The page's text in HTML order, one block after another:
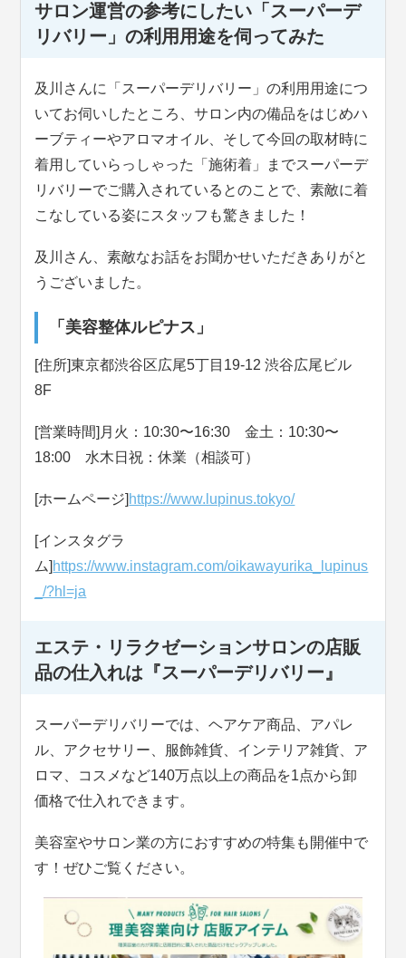
サロン運営の参考にしたい「スーパーデ
リバリー」の利用用途を伺ってみた
及川さんに「スーパーデリバリー」の利用用途につ
いてお伺いしたところ、サロン内の備品をはじめハ
ーブティーやアロマオイル、そして今回の取材時に
着用していらっしゃった「施術着」までスーパーデ
リバリーでご購入されているとのことで、素敵に着
こなしている姿にスタッフも驚きました！
及川さん、素敵なお話をお聞かせいただきありがと
うございました。
「美容整体ルピナス」
[住所]東京都渋谷区広尾5丁目19-12 渋谷広尾ビル
8F
[営業時間]月火：10:30〜16:30 金土：10:30〜
18:00 水木日祝：休業（相談可）
[ホームページ] https://www.lupinus.tokyo/
[インスタグラ
ム] https://www.instagram.com/oikawayurika_lupinus
_/?hl=ja
エステ・リラクゼーションサロンの店販
品の仕入れは『スーパーデリバリー』
スーパーデリバリーでは、ヘアケア商品、アパレ
ル、アクセサリー、服飾雑貨、インテリア雑貨、ア
ロマ、コスメなど140万点以上の商品を1点から卸
価格で仕入れできます。
美容室やサロン業の方におすすめの特集も開催中で
す！ぜひご覧ください。